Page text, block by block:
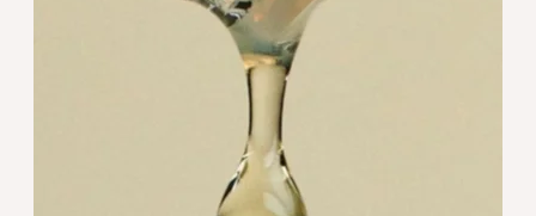
Lubricants_Hero.jpg